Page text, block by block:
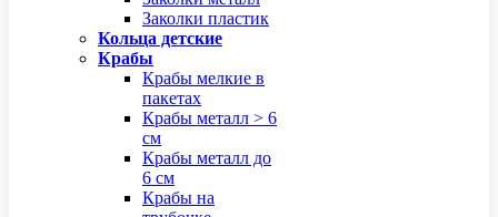
Заколки пластик
Кольца детские
Крабы
Крабы мелкие в
пакетах
Крабы металл > 6
см
Крабы металл до
6 см
Крабы на